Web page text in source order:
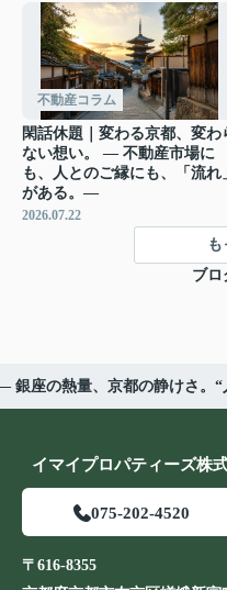
不動産コラム
閑話休題｜変わる京都、変わ
ない想い。 ― 不動産市場に
も、人とのご縁にも、「流れ
がある。―
2026.07.22
も
ブロ
銀座の熱量、京都の静けさ。
イマイプロパティーズ株
075-202-4520
〒616-8355